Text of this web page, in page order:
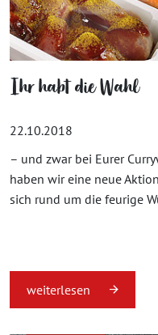
Ihr habt die Wahl
22.10.2018
– und zwar bei Eurer
haben wir eine neue
sich rund um die feurige
weiterlesen